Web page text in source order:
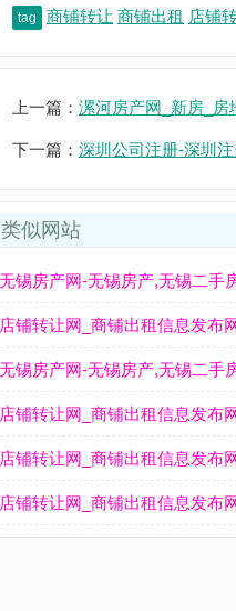
tag 商铺转让 商铺出租 店铺
上一篇： 漯河房产网_新房_房
下一篇： 深圳公司注册-深圳
类似网站
店铺转让网_商铺出租信息发布
店铺转让网_商铺出租信息发布
店铺转让网_商铺出租信息发布
店铺转让网_商铺出租信息发布